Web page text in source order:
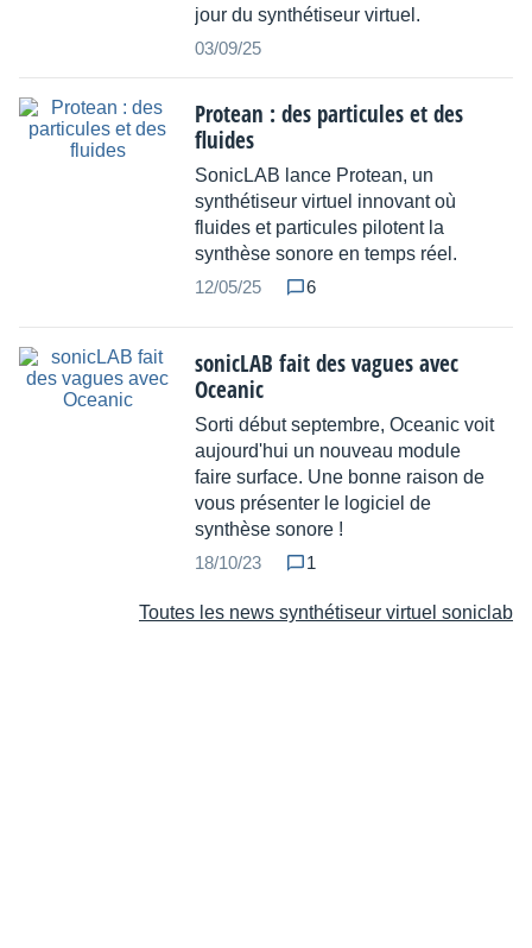
jour du synthétiseur virtuel.
03/09/25
Protean : des particules et des
fluides
SonicLAB lance Protean, un
synthétiseur virtuel innovant où
fluides et particules pilotent la
synthèse sonore en temps réel.
12/05/25
6
sonicLAB fait des vagues avec
Oceanic
Sorti début septembre, Oceanic voit
aujourd'hui un nouveau module
faire surface. Une bonne raison de
vous présenter le logiciel de
synthèse sonore !
18/10/23
1
Toutes les news synthétiseur virtuel soniclab